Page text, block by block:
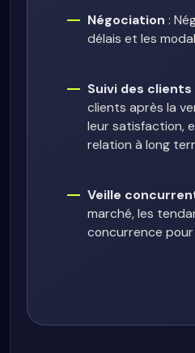
Négociation :
délais et les
Suivi des clients
clients après la
leur satisfaction,
relation à long
Veille
marché, les
concurrence pour